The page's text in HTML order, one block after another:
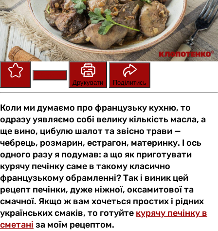
Друкувати
Поділитись
Коли ми думаємо про французьку кухню, то
одразу уявляємо собі велику кількість масла, а
ще вино, цибулю шалот та звісно трави —
чебрець, розмарин, естрагон, материнку. І ось
одного разу я подумав: а що як приготувати
курячу печінку саме в такому класично
французькому обрамленні? Так і виник цей
рецепт печінки, дуже ніжної, оксамитової та
смачної. Якщо ж вам хочеться простих і рідних
українських смаків, то готуйте курячу печінку в
сметані за моїм рецептом.